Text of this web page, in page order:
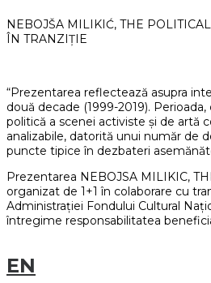
NEBOJŠA MILIKIĆ, THE
ÎN TRANZIȚIE
“Prezentarea reflectează asupra
două decade (1999-2019).
politică a scenei activiste și de artă
analizabile, datorită unui număr de
puncte tipice în dezbateri
Prezentarea NEBOJSA MILIKIC,
organizat de 1+1 în colaborare cu
Administrației Fondului Cultural
întregime responsabilitatea
EN